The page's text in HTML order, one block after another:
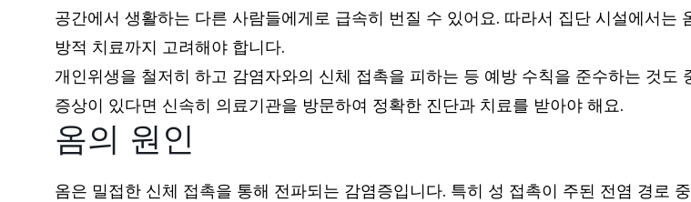
공간에서 생활하는 다른 사람들에게로 급속히 번질 수 있어요. 따라서 집단 시설에서
방적 치료까지 고려해야 합니다.
개인위생을 철저히 하고 감염자와의 신체 접촉을 피하는 등 예방 수칙을 준수하는 것
증상이 있다면 신속히 의료기관을 방문하여 정확한 진단과 치료를 받아야 해요.
옴의 원인
옴은 밀접한 신체 접촉을 통해 전파되는 감염증입니다. 특히 성 접촉이 주된 전염 경로